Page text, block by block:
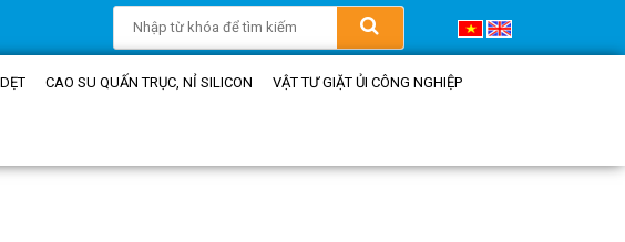
CAO SU QUẤN TRỤC, NỈ SILICON VẬT TƯ GIẶT ỦI CÔNG NGHIỆP